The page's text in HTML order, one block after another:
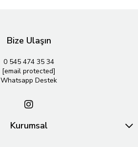
Bize Ulaşın
0 545 474 35 34
[email protected]
Whatsapp Destek
Kurumsal